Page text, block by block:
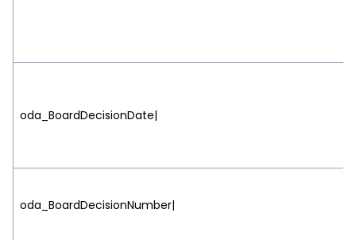
oda_BoardDecisionDate|
oda_BoardDecisionNumber|